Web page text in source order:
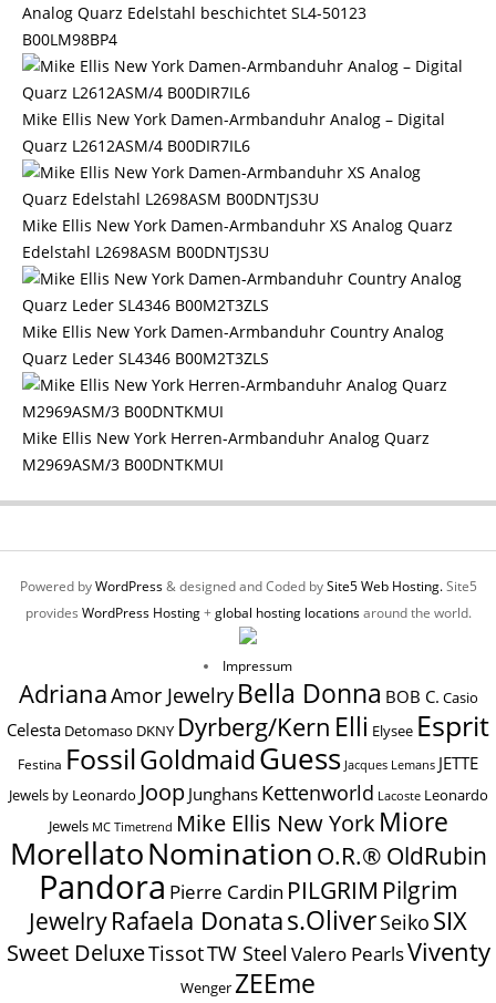
Analog Quarz Edelstahl beschichtet SL4-50123
B00LM98BP4
Mike Ellis New York Damen-Armbanduhr Analog – Digital
Quarz L2612ASM/4 B00DIR7IL6
Mike Ellis New York Damen-Armbanduhr XS Analog Quarz
Edelstahl L2698ASM B00DNTJS3U
Mike Ellis New York Damen-Armbanduhr Country Analog
Quarz Leder SL4346 B00M2T3ZLS
Mike Ellis New York Herren-Armbanduhr Analog Quarz
M2969ASM/3 B00DNTKMUI
Powered byWordPress& designed and Coded bySite5 Web Hosting.Site5
provides WordPress Hosting+global hosting locationsaround the world.
Impressum
AdrianaAmor Jewelry Bella Donna BOB C. Casio
Celesta Detomaso DKNY Dyrberg/Kern Elli Elysee Esprit
Festina FossilGoldmaidGuess Jacques Lemans JETTE
Jewels by Leonardo Joop Junghans Kettenworld Lacoste Leonardo
Jewels MC Timetrend Mike Ellis New York Miore
MorellatoNomination O.R.® OldRubin
Pandora Pierre Cardin PILGRIM Pilgrim
JewelryRafaela Donatas.OliverSeiko SIX
Sweet DeluxeTissotTW Steel Valero PearlsViventy
Wenger ZEEme